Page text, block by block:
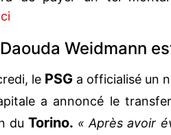
Daouda Weidmann
le PSG a officialisé un
a annoncé le
duTorino. « Après avoir